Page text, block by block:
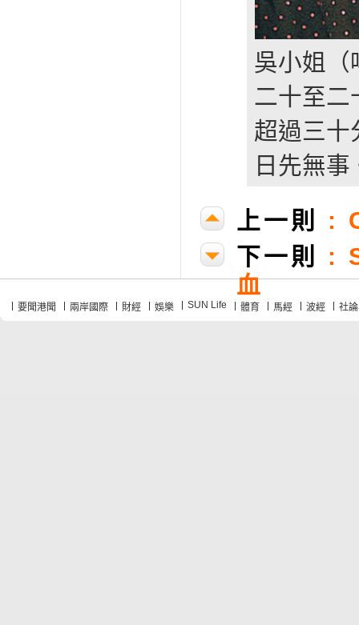
吳小姐（
二十至二
超過三十
日先無事
上一則 :
下一則
:
血
要聞港聞 兩岸國際 財經 娛樂 SUN Life 體育 馬經 波經 社